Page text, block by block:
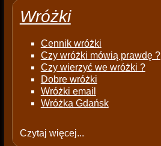
Wróżki
Cennik wróżki
Czy wróżki mówią prawdę ?
Czy wierzyć we wróżki ?
Dobre wróżki
Wróżki email
Wróżka Gdańsk
Czytaj więcej...